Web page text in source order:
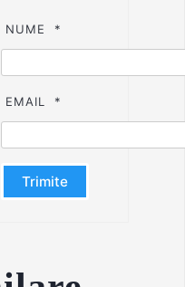
NUME *
EMAIL *